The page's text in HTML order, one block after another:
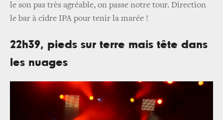
le son pas très agréable, on passe notre tour. Direction
le bar à cidre IPA pour tenir la marée !
22h39, pieds sur terre mais tête dans
les nuages